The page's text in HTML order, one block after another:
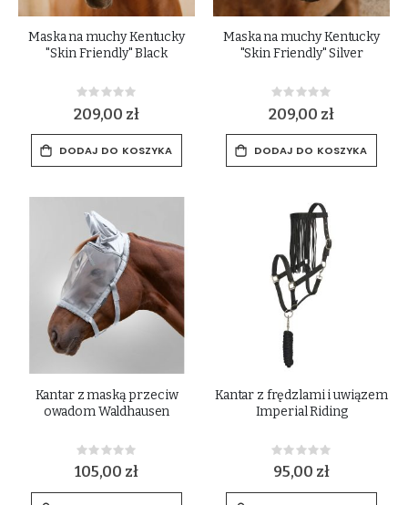
Maska na muchy Kentucky
"Skin Friendly" Black
Rating:
0%
209,00 zł
DODAJ DO KOSZYKA
Maska na muchy Kentucky
"Skin Friendly" Silver
Rating:
0%
209,00 zł
DODAJ DO KOSZYKA
Kantar z maską przeciw
owadom Waldhausen
Rating:
0%
105,00 zł
Kantar z frędzlami i uwiązem
Imperial Riding
Rating:
0%
95,00 zł